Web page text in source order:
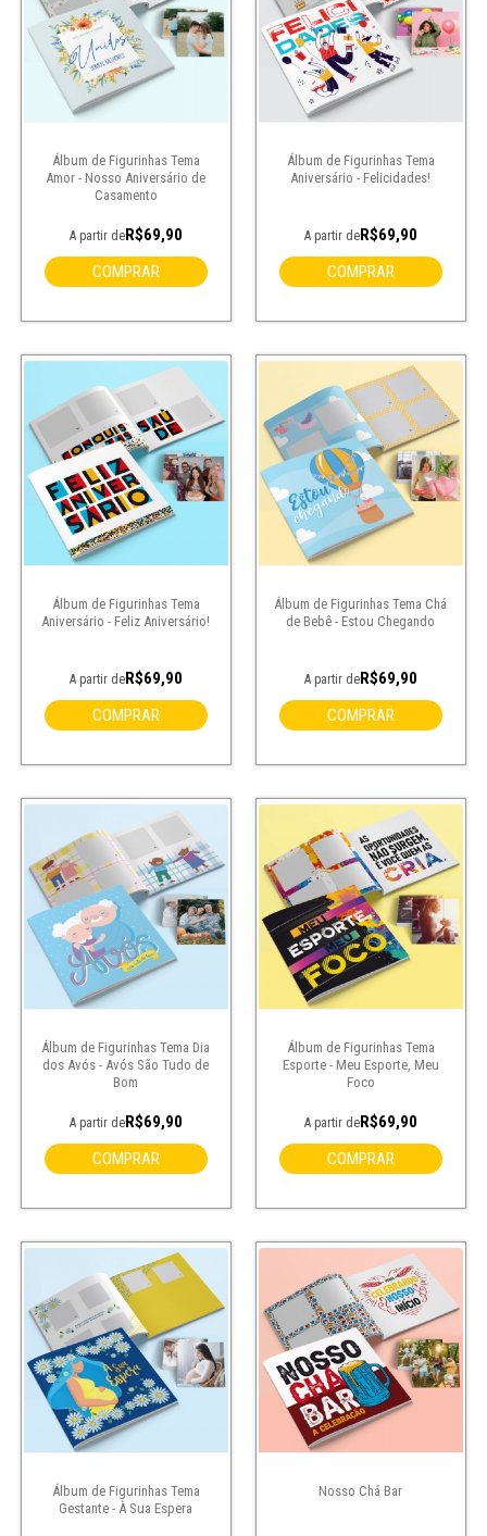
Álbum de Figurinhas Tema
Amor - Nosso Aniversário de
Casamento
A partir deR$69,90
COMPRAR
Álbum de Figurinhas Tema
Aniversário - Felicidades!
A partir deR$69,90
COMPRAR
Álbum de Figurinhas Tema
Aniversário - Feliz Aniversário!
A partir deR$69,90
COMPRAR
Álbum de Figurinhas Tema Chá
de Bebê - Estou Chegando
A partir deR$69,90
COMPRAR
Álbum de Figurinhas Tema Dia
dos Avós - Avós São Tudo de
Bom
A partir deR$69,90
COMPRAR
Álbum de Figurinhas Tema
Esporte - Meu Esporte, Meu
Foco
A partir deR$69,90
COMPRAR
Álbum de Figurinhas Tema
Gestante - À Sua Espera
Nosso Chá Bar